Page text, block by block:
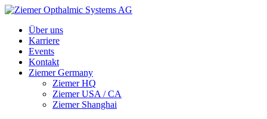
Über uns
Karriere
Events
Kontakt
Ziemer Germany
Ziemer HQ
Ziemer USA / CA
Ziemer Shanghai